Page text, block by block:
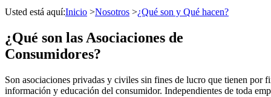
Usted está aquí:Inicio >Nosotros >¿Qué son y Qué hacen?
¿Qué son las Asociaciones de
Consumidores?
Son asociaciones privadas y civiles sin fines de lucro que tienen por
información y educación del consumidor. Independientes de toda